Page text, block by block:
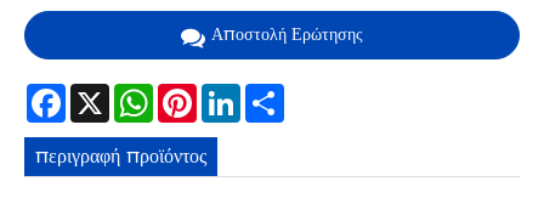
Αποστολή Ερώτησης
Facebook
X WhatsApp
Pinterest
LinkedIn
περιγραφή προϊόντος